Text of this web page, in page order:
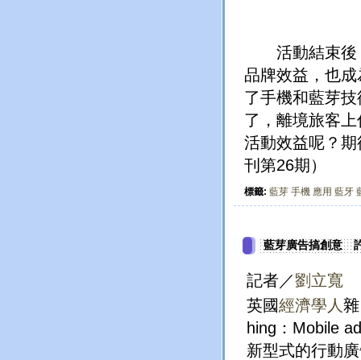
活動結束後，
品牌效益，也
了手機和藍芽
了，離境旅客
活動效益呢？
刊第26期）
標籤: 藍芽 手機 應用 藍牙
藍芽廣告搞創意
記者／劉立寬
英國經濟學人
hing：Mobile
新型式的行動